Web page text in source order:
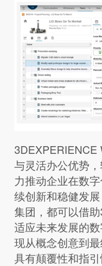
3DEXPERIENCE
与灵活办公优势
力推动企业在数
续创新和稳健发
集团，都可以借
适应未来发展的
现从概念创意到
具有颠覆性和指引